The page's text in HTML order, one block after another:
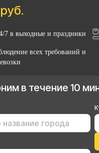
7 в выходные и праздники
всех требований и
в течение 10